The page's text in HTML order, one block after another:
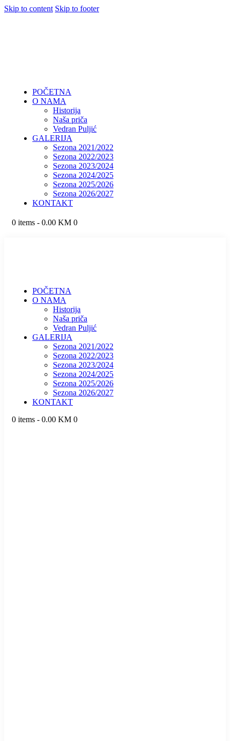
Skip to content Skip to footer
POČETNA
O NAMA
Historija
Naša priča
Vedran Puljić
GALERIJA
Sezona 2021/2022
Sezona 2022/2023
Sezona 2023/2024
Sezona 2024/2025
Sezona 2025/2026
Sezona 2026/2027
KONTAKT
0 items - 0.00 KM 0
POČETNA
O NAMA
Historija
Naša priča
Vedran Puljić
GALERIJA
Sezona 2021/2022
Sezona 2022/2023
Sezona 2023/2024
Sezona 2024/2025
Sezona 2025/2026
Sezona 2026/2027
KONTAKT
0 items - 0.00 KM 0